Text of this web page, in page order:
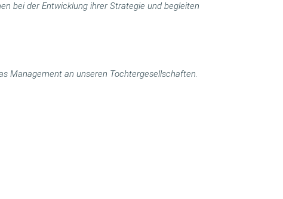
bei der Entwicklung ihrer Strategie und begleiten
Management an unseren Tochtergesellschaften.